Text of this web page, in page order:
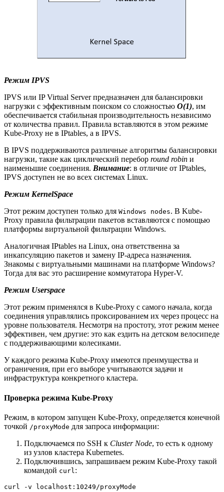
Режим IPVS
IPVS или IP Virtual Server предназначен для балансировки
нагрузки с эффективным поиском со сложностью O(1), им
обеспечивается стабильная производительность независимо
от количества правил. Правила вставляются в этом режиме
Kube-Proxy не в IPtables, а в IPVS.
В IPVS поддерживаются различные алгоритмы балансировки
нагрузки, такие как циклический перебор round robin и
наименьшие соединения. Внимание: в отличие от IPtables,
IPVS доступен не во всех системах Linux.
Режим KernelSpace
Этот режим доступен только для Windows nodes. В Kube-
Proxy правила фильтрации пакетов вставляются с помощью
платформы виртуальной фильтрации Windows.
Аналогичная IPtables на Linux, она ответственна за
инкапсуляцию пакетов и замену IP-адреса назначения.
Знакомы с виртуальными машинами на платформе Windows?
Тогда для вас это расширение коммутатора Hyper-V.
Режим Userspace
Этот режим применялся в Kube-Proxy с самого начала, когда
соединения управлялись проксированием их через процесс на
уровне пользователя. Несмотря на простоту, этот режим менее
эффективен, чем другие: это как ездить на детском велосипеде
с поддерживающими колесиками.
У каждого режима Kube-Proxy имеются преимущества и
ограничения, при его выборе учитываются задачи и
инфраструктура конкретного кластера.
Проверка режима Kube-Proxy
Режим, в котором запущен Kube-Proxy, определяется конечной
точкой /proxyMode для запроса информации:
Подключаемся по SSH к Cluster Node, то есть к одному
из узлов кластера Kubernetes.
Подключившись, запрашиваем режим Kube-Proxy такой
командой curl :
curl -v localhost:10249/proxyMode